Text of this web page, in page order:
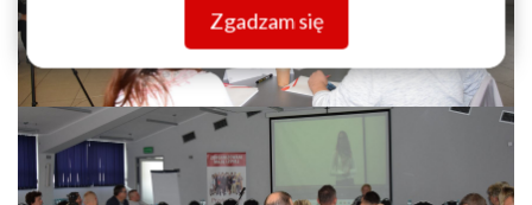
Zgadzam się